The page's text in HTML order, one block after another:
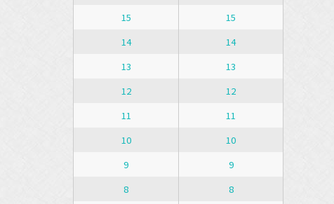
15
15
14
14
13
13
12
12
11
11
10
10
9
9
8
8